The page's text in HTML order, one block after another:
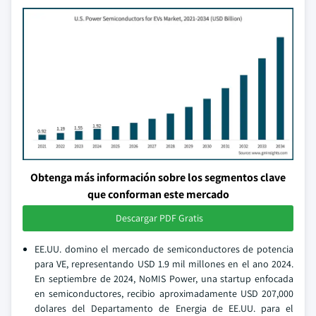
Obtenga más información sobre los segmentos clave
que conforman este mercado
Descargar PDF Gratis
EE.UU. domino el mercado de semiconductores de potencia
para VE, representando USD 1.9 mil millones en el ano 2024.
En septiembre de 2024, NoMIS Power, una startup enfocada
en semiconductores, recibio aproximadamente USD 207,000
dolares del Departamento de Energia de EE.UU. para el